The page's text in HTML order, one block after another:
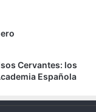
Cervantes: los
Española